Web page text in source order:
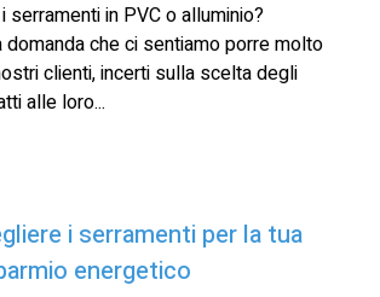
serramenti in PVC o alluminio?
domanda che ci sentiamo porre molto
clienti, incerti sulla scelta degli
alle loro...
i serramenti per la tua
energetico